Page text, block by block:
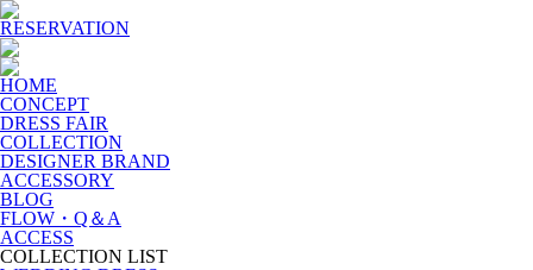
RESERVATION
HOME
CONCEPT
DRESS FAIR
COLLECTION
DESIGNER BRAND
ACCESSORY
BLOG
FLOW・Q＆A
ACCESS
COLLECTION LIST